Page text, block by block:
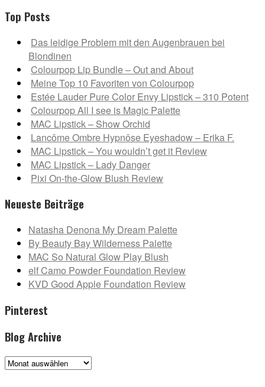
Top Posts
Das leidige Problem mit den Augenbrauen bei
Blondinen
Colourpop Lip Bundle – Out and About
Meine Top 10 Favoriten von Colourpop
Estée Lauder Pure Color Envy Lipstick – 310 Potent
Colourpop All I see is Magic Palette
MAC Lipstick – Show Orchid
Lancôme Ombre Hypnôse Eyeshadow – Erika F.
MAC Lipstick – You wouldn’t get it Review
MAC Lipstick – Lady Danger
Pixi On-the-Glow Blush Review
Neueste Beiträge
Natasha Denona My Dream Palette
By Beauty Bay Wilderness Palette
MAC So Natural Glow Play Blush
elf Camo Powder Foundation Review
KVD Good Apple Foundation Review
Pinterest
Blog Archive
Blog